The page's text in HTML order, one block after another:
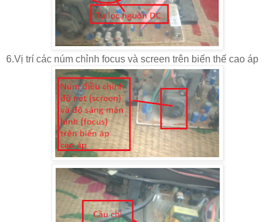
6.Vị trí các núm chỉnh focus và screen trên biến thế cao áp